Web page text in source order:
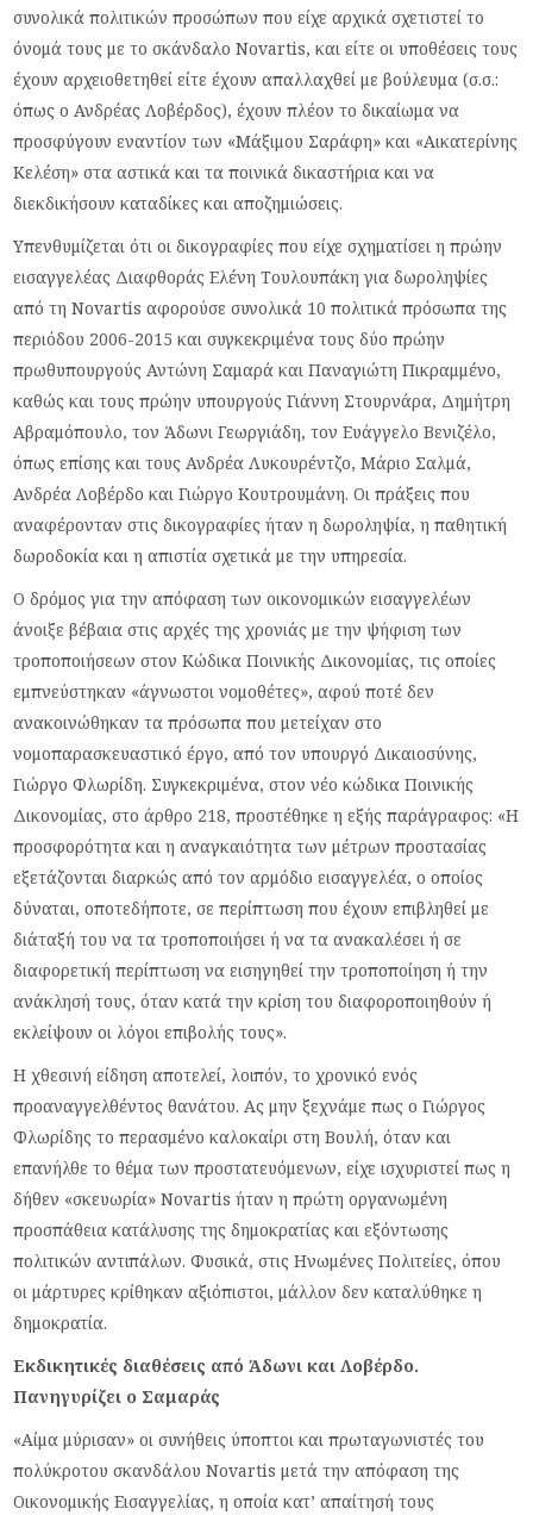
συνολικά πολιτικών προσώπων που είχε αρχικά σχετιστεί το
όνομά τους με το σκάνδαλο Novartis, και είτε οι υποθέσεις τους
έχουν αρχειοθετηθεί είτε έχουν απαλλαχθεί με βούλευμα (σ.σ.:
όπως ο Ανδρέας Λοβέρδος), έχουν πλέον το δικαίωμα να
προσφύγουν εναντίον των «Μάξιμου Σαράφη» και «Αικατερίνης
Κελέση» στα αστικά και τα ποινικά δικαστήρια και να
διεκδικήσουν καταδίκες και αποζημιώσεις.
Υπενθυμίζεται ότι οι δικογραφίες που είχε σχηματίσει η πρώην
εισαγγελέας Διαφθοράς Ελένη Τουλουπάκη για δωροληψίες
από τη Novartis αφορούσε συνολικά 10 πολιτικά πρόσωπα της
περιόδου 2006-2015 και συγκεκριμένα τους δύο πρώην
πρωθυπουργούς Αντώνη Σαμαρά και Παναγιώτη Πικραμμένο,
καθώς και τους πρώην υπουργούς Γιάννη Στουρνάρα, Δημήτρη
Αβραμόπουλο, τον Άδωνι Γεωργιάδη, τον Ευάγγελο Βενιζέλο,
όπως επίσης και τους Ανδρέα Λυκουρέντζο, Μάριο Σαλμά,
Ανδρέα Λοβέρδο και Γιώργο Κουτρουμάνη. Οι πράξεις που
αναφέρονταν στις δικογραφίες ήταν η δωροληψία, η παθητική
δωροδοκία και η απιστία σχετικά με την υπηρεσία.
Ο δρόμος για την απόφαση των οικονομικών εισαγγελέων
άνοιξε βέβαια στις αρχές της χρονιάς με την ψήφιση των
τροποποιήσεων στον Κώδικα Ποινικής Δικονομίας, τις οποίες
εμπνεύστηκαν «άγνωστοι νομοθέτες», αφού ποτέ δεν
ανακοινώθηκαν τα πρόσωπα που μετείχαν στο
νομοπαρασκευαστικό έργο, από τον υπουργό Δικαιοσύνης,
Γιώργο Φλωρίδη. Συγκεκριμένα, στον νέο κώδικα Ποινικής
Δικονομίας, στο άρθρο 218, προστέθηκε η εξής παράγραφος: «Η
προσφορότητα και η αναγκαιότητα των μέτρων προστασίας
εξετάζονται διαρκώς από τον αρμόδιο εισαγγελέα, ο οποίος
δύναται, οποτεδήποτε, σε περίπτωση που έχουν επιβληθεί με
διάταξή του να τα τροποποιήσει ή να τα ανακαλέσει ή σε
διαφορετική περίπτωση να εισηγηθεί την τροποποίηση ή την
ανάκλησή τους, όταν κατά την κρίση του διαφοροποιηθούν ή
εκλείψουν οι λόγοι επιβολής τους».
Η χθεσινή είδηση αποτελεί, λοιπόν, το χρονικό ενός
προαναγγελθέντος θανάτου. Ας μην ξεχνάμε πως ο Γιώργος
Φλωρίδης το περασμένο καλοκαίρι στη Βουλή, όταν και
επανήλθε το θέμα των προστατευόμενων, είχε ισχυριστεί πως η
δήθεν «σκευωρία» Novartis ήταν η πρώτη οργανωμένη
προσπάθεια κατάλυσης της δημοκρατίας και εξόντωσης
πολιτικών αντιπάλων. Φυσικά, στις Ηνωμένες Πολιτείες, όπου
οι μάρτυρες κρίθηκαν αξιόπιστοι, μάλλον δεν καταλύθηκε η
δημοκρατία.
Εκδικητικές διαθέσεις από Άδωνι και Λοβέρδο.
Πανηγυρίζει ο Σαμαράς
«Αίμα μύρισαν» οι συνήθεις ύποπτοι και πρωταγωνιστές του
πολύκροτου σκανδάλου Novartis μετά την απόφαση της
Οικονομικής Εισαγγελίας, η οποία κατ’ απαίτησή τους